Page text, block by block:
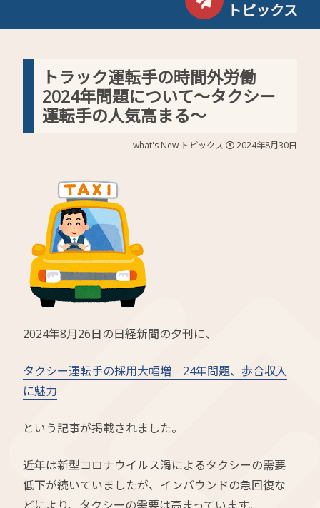
トピックス
トラック運転手の時間外労働
2024年問題について～タクシー
運転手の人気高まる～
what's New トピックス 2024年8月30日
2024年8月26日の日経新聞の夕刊に、
タクシー運転手の採用大幅増 24年問題、歩合収入
に魅力
という記事が掲載されました。
近年は新型コロナウイルス渦によるタクシーの需要
低下が続いていましたが、インバウンドの急回復な